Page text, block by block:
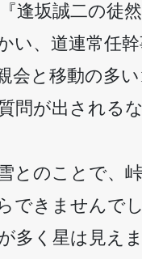
逢坂誠二の徒然
い、道連常任
会と移動の多
問が出される
とのことで、
できませんで
多く星は見え